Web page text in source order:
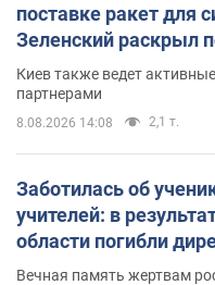
поставке ракет для
Зеленский раскрыл
Киев также ведет
партнерами
8.08.2026 14:08 2,1 т.
Заботилась об
учителей: в
области погибли
муж и внук
Вечная память жертвам